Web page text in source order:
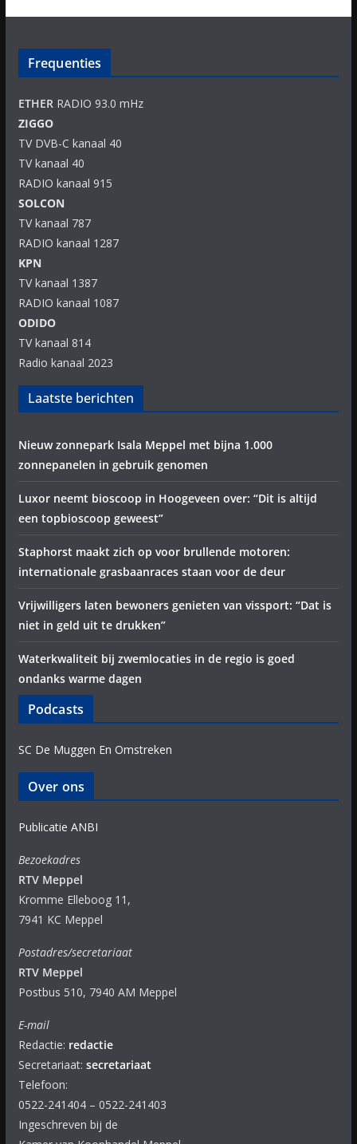
Frequenties
ETHERRADIO 93.0 mHz
ZIGGO
TV DVB-C kanaal 40
TV kanaal 40
RADIO kanaal 915
SOLCON
TV kanaal 787
RADIO kanaal 1287
KPN
TV kanaal 1387
RADIO kanaal 1087
ODIDO
TV kanaal 814
Radio kanaal 2023
Laatste berichten
Nieuw zonnepark Isala Meppel met bijna 1.000
zonnepanelen in gebruik genomen
Luxor neemt bioscoop in Hoogeveen over: “Dit is altijd
een topbioscoop geweest”
Staphorst maakt zich op voor brullende motoren:
internationale grasbaanraces staan voor de deur
Vrijwilligers laten bewoners genieten van vissport: “Dat is
niet in geld uit te drukken”
Waterkwaliteit bij zwemlocaties in de regio is goed
ondanks warme dagen
Podcasts
SC De Muggen En Omstreken
Over ons
Publicatie ANBI
Bezoekadres
RTV Meppel
Kromme Elleboog 11,
7941 KC Meppel
Postadres/secretariaat
RTV Meppel
Postbus 510, 7940 AM Meppel
E-mail
Redactie: redactie
Secretariaat: secretariaat
Telefoon:
0522-241404 – 0522-241403
Ingeschreven bij de